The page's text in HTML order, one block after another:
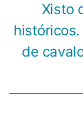
Xisto
de